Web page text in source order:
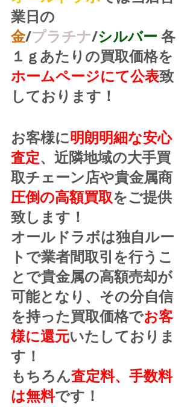
業日の
金/プラチナ/シルバー 各
１ｇあたりの買取価格を
ホームページにて公表致
しております！
お客様に明朗明細な安心
査定、近隣地域の大手買
取チェーン店や貴金属商
圧倒の高額買取をご提供
致します！
オールドラボは独自ルー
トで業者間取引を行うこ
とで貴金属の高額売却が
可能となり、その分自信
を持った買取価格でお客
様に還元いたしておりま
す！
もちろん査定料、手数料
は無料です！